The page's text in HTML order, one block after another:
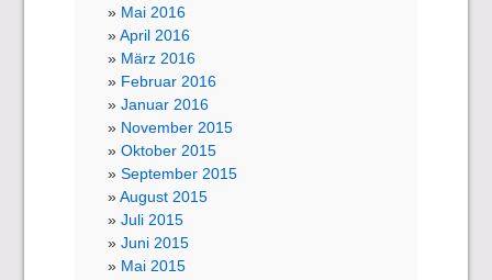
Mai 2016
April 2016
März 2016
Februar 2016
Januar 2016
November 2015
Oktober 2015
September 2015
August 2015
Juli 2015
Juni 2015
Mai 2015